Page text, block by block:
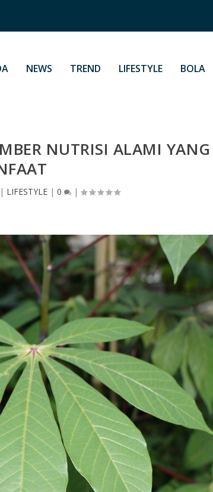
NEWS TREND LIFESTYLE BOLA
NUTRISI ALAMI YANG
LIFESTYLE| 0 |